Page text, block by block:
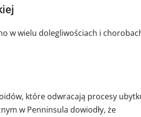
w wielu dolegliwościach i
które odwracają procesy
w Penninsula dowiodły, że